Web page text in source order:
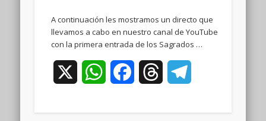
A continuación les mostramos un directo que
llevamos a cabo en nuestro canal de YouTube
con la primera entrada de los Sagrados …
WhatsAppFacebookThreads